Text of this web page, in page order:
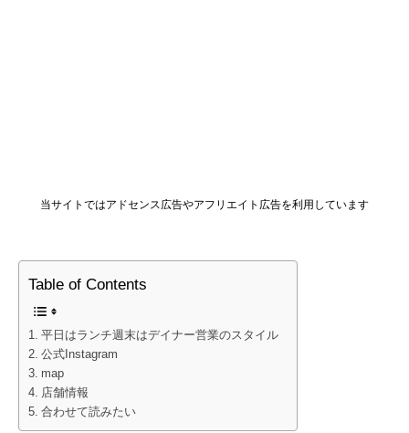
当サイトではアドセンス広告やアフリエイト広告を利用しています
Table of Contents
平日はランチ週末はデイナー営業のスタイル
公式Instagram
map
店舗情報
合わせて読みたい